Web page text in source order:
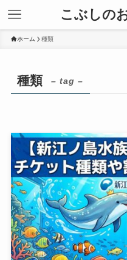
こぶしの
ホーム 種類
種類 – tag –